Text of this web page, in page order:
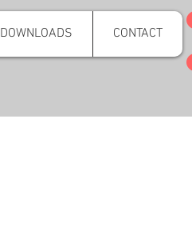
DOWNLOADS CONTACT